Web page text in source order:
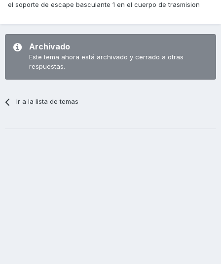
el soporte de escape basculante 1 en el cuerpo de trasmision
Archivado
Este tema ahora está archivado y cerrado a otras
respuestas.
Ir a la lista de temas